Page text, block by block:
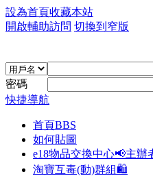
設為首頁收藏本站
開啟輔助訪問 切換到窄版
密碼
快捷導航
首頁BBS
如何貼圖
e18物品交換中心📢主辦
淘寶互毒(動)群組🛍️